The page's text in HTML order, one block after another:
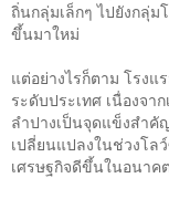
ถิ่นกลุ่มเล็กๆ ไปยังกลุ่ม
ขึ้นมาใหม่
แต่อย่างไรก็ตาม โรงแ
ระดับประเทศ เนื่องจา
ลำปางเป็นจุดแข็งสำคั
เปลี่ยนแปลงในช่วงโล
เศรษฐกิจดีขึ้นในอนาคต